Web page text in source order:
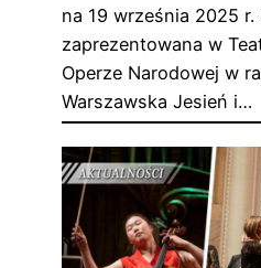
na 19 września 2025 r.
zaprezentowana w
Operze Narodowej w
Warszawska Jesień i…